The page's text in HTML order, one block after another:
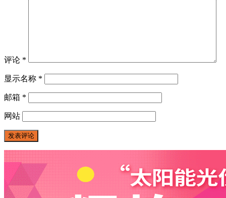
评论 *
显示名称 *
邮箱 *
网站